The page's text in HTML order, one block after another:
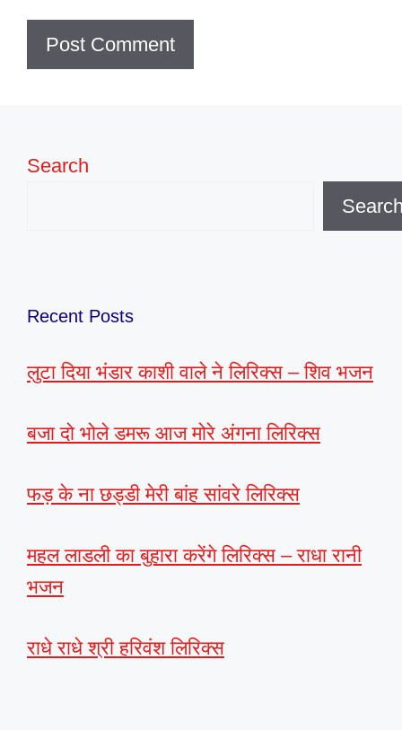
Search
Recent Posts
लुटा दिया भंडार काशी वाले ने लिरिक्स – शिव भजन
बजा दो भोले डमरू आज मोरे अंगना लिरिक्स
फड़ के ना छड्डी मेरी बांह सांवरे लिरिक्स
महल लाडली का बुहारा करेंगे लिरिक्स – राधा रानी
भजन
राधे राधे श्री हरिवंश लिरिक्स